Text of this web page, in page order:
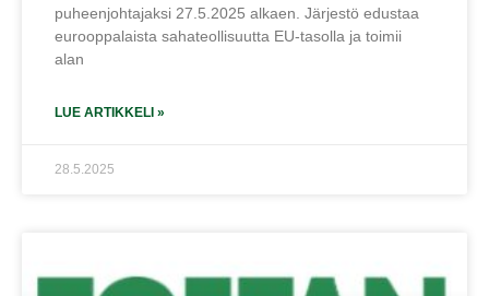
puheenjohtajaksi 27.5.2025 alkaen. Järjestö edustaa
eurooppalaista sahateollisuutta EU-tasolla ja toimii
alan
LUE ARTIKKELI »
28.5.2025